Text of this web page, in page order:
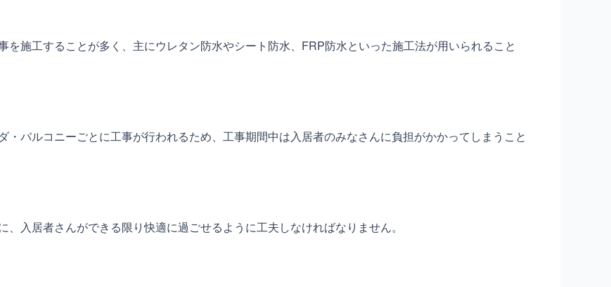
施工することが多く、主にウレタン防水やシート防水、FRP防水といった施工法が用いられること
バルコニーごとに工事が行われるため、工事期間中は入居者のみなさんに負担がかかってしまうこと
入居者さんができる限り快適に過ごせるように工夫しなければなりません。